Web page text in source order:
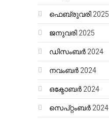
ഫെബ്രുവരി 2025
ജനുവരി 2025
ഡിസംബർ 2024
നവംബർ 2024
ഒക്ടോബർ 2024
സെപ്റ്റംബർ 2024